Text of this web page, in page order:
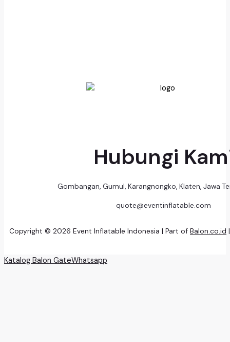
Hubungi
Gombangan, Gumul, Karangnongko, Klaten, Jawa
quote@eventinflatable.com
Copyright © 2026 Event Inflatable Indonesia | Part of Balon.co.id
Katalog Balon GateWhatsapp